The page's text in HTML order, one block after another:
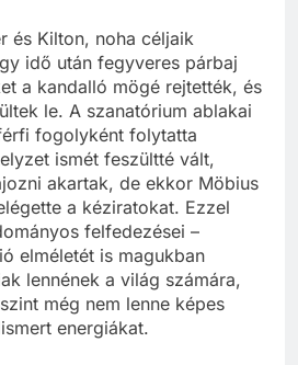
és Kilton, noha céljaik
idő után fegyveres párbaj
a kandalló mögé rejtették, és
le. A szanatórium ablakai
fogolyként folytatta
ismét feszültté vált,
akartak, de ekkor Möbius
a kéziratokat. Ezzel
felfedezései –
elméletét is magukban
lennének a világ számára,
még nem lenne képes
energiákat.